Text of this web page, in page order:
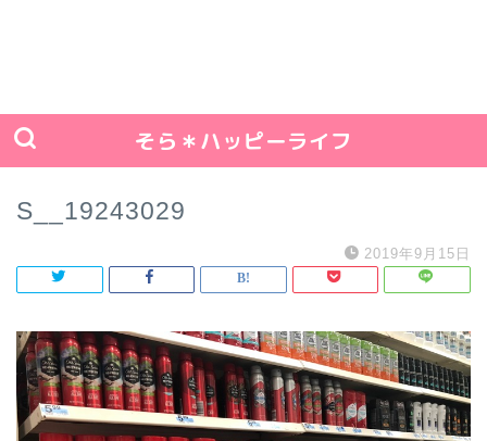
そら＊ハッピーライフ
S__19243029
2019年9月15日